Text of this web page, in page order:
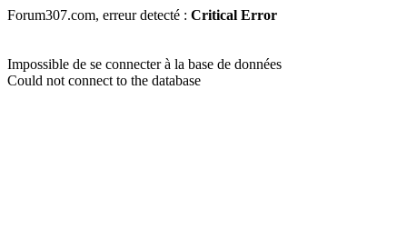
Forum307.com, erreur detecté : Critical Error
Impossible de se connecter à la base de données
Could not connect to the database